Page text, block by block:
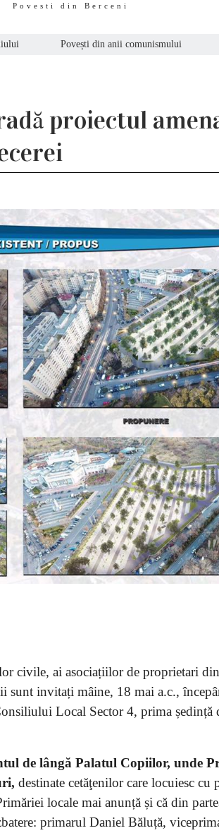
Povesti din Berceni
Povești din anii comunismului
proiectul
civile, ai asociațiilor de proprietari
invitați mâine, 18 mai a.c.,
Local Sector 4, prima ședință
de lângă Palatul Copiilor, unde
destinate cetăţenilor care locuiesc cu
locale mai anunță și că din
primarul Daniel Băluță,